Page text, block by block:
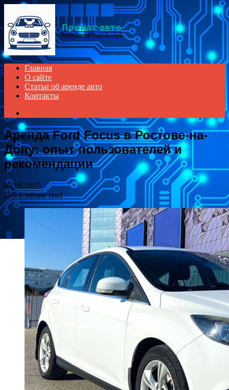
Menu
Прокат авто
Аренда автомобилей
Главная
О сайте
Статьи об аренде авто
Контакты
for
Аренда Ford Focus в Ростове-на-
Дону: опыт пользователей и
рекомендации
09.06.2025
1051 minute read